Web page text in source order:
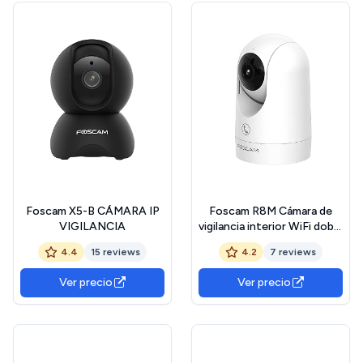
Foscam X5-B CÁMARA IP
VIGILANCIA
4.4 15 reviews
Ver precio
Foscam R8M Cámara de
vigilancia interior WiFi doble
banda 4K 8MP giratoria y
giratoria con detección de
radar y función de
seguimiento automático
4.2 7 reviews
Ver precio